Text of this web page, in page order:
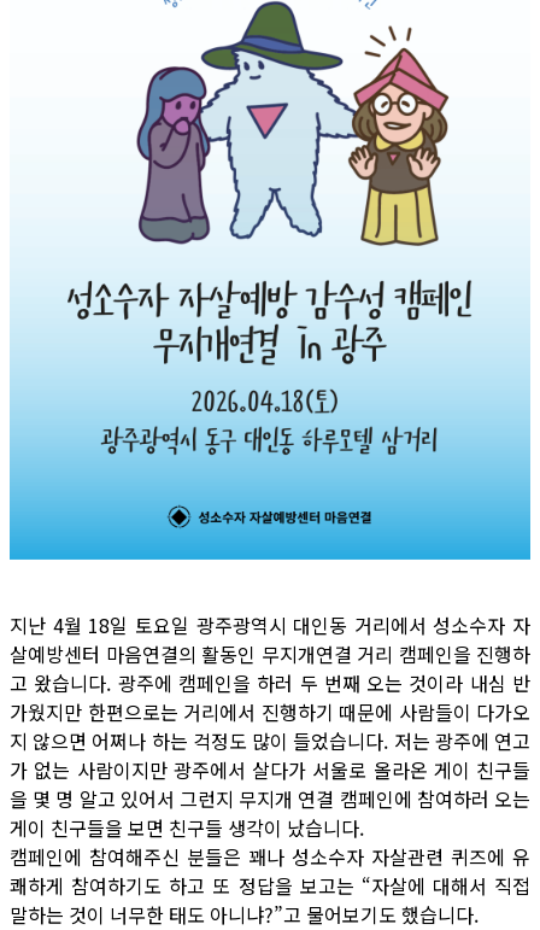
지난 4월 18일 토요일 광주광역시 대인동 거리에서 성소수자 자
살예방센터 마음연결의 활동인 무지개연결 거리 캠페인을 진행하
고 왔습니다. 광주에 캠페인을 하러 두 번째 오는 것이라 내심 반
가웠지만 한편으로는 거리에서 진행하기 때문에 사람들이 다가오
지 않으면 어쩌나 하는 걱정도 많이 들었습니다. 저는 광주에 연고
가 없는 사람이지만 광주에서 살다가 서울로 올라온 게이 친구들
을 몇 명 알고 있어서 그런지 무지개 연결 캠페인에 참여하러 오는
게이 친구들을 보면 친구들 생각이 났습니다.
캠페인에 참여해주신 분들은 꽤나 성소수자 자살관련 퀴즈에 유
쾌하게 참여하기도 하고 또 정답을 보고는 “자살에 대해서 직접
말하는 것이 너무한 태도 아니냐?”고 물어보기도 했습니다.